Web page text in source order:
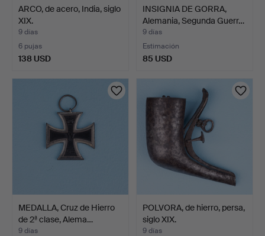
ARCO, de acero, India, siglo
XIX.
9 días
6 pujas
138 USD
INSIGNIA DE GORRA,
Alemania, Segunda Guerr…
9 días
Estimación
85 USD
MEDALLA, Cruz de Hierro
de 2ª clase, Alema…
9 días
POLVORA, de hierro, persa,
siglo XIX.
9 días